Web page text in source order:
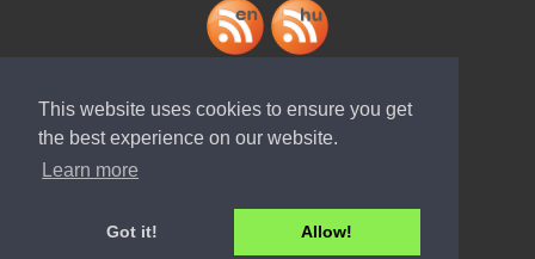
This website uses cookies to ensure you get
the best experience on our website.
Learn more
Got it! Allow!
"ELI-ALPS" app letöltése